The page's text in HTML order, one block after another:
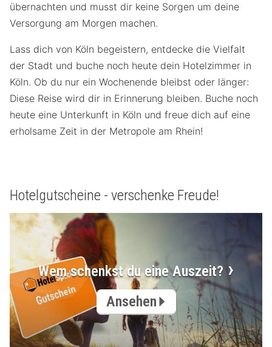
übernachten und musst dir keine Sorgen um deine
Versorgung am Morgen machen.
Lass dich von Köln begeistern, entdecke die Vielfalt
der Stadt und buche noch heute dein Hotelzimmer in
Köln. Ob du nur ein Wochenende bleibst oder länger:
Diese Reise wird dir in Erinnerung bleiben. Buche noch
heute eine Unterkunft in Köln und freue dich auf eine
erholsame Zeit in der Metropole am Rhein!
Hotelgutscheine - verschenke Freude!
Wem schenkst du eine Auszeit?
Ansehen